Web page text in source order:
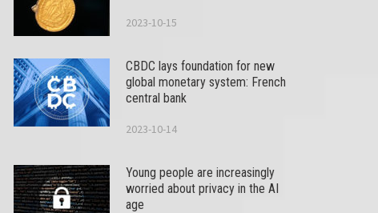
2023-10-15
CBDC lays foundation for new
global monetary system: French
central bank
2023-10-14
Young people are increasingly
worried about privacy in the AI
age